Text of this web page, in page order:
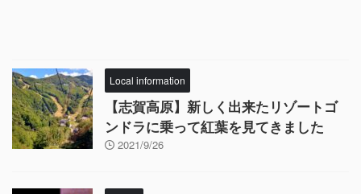
Local information
【志賀高原】新しく出来たリゾートゴ
ンドラに乗って紅葉を見てきました
2021/9/26